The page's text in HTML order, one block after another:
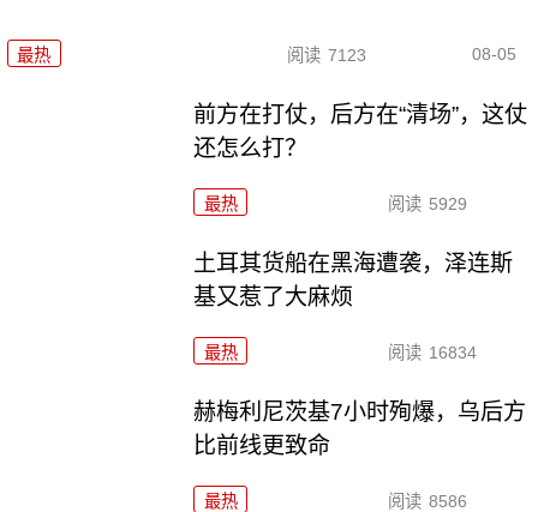
最热 阅读 7123 08-05
前方在打仗，后方在“清场”，这仗
还怎么打？
最热 阅读 5929
土耳其货船在黑海遭袭，泽连斯
基又惹了大麻烦
最热 阅读 16834
赫梅利尼茨基7小时殉爆，乌后方
比前线更致命
最热 阅读 8586